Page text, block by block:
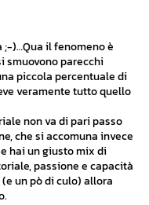
;-)…Qua il fenomeno è
smuovono parecchi
piccola percentuale di
veramente tutto quello
non va di pari passo
che si accomuna invece
hai un giusto mix di
passione e capacità
un pò di culo) allora